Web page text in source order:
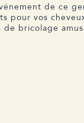
de ce
vos
bricolage